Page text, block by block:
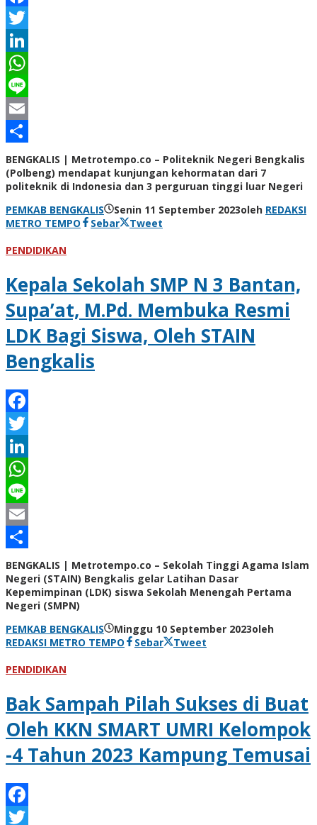
Facebook
Twitter
LinkedIn
WhatsApp
Line
Email
Share
BENGKALIS | Metrotempo.co – Politeknik Negeri Bengkalis
(Polbeng) mendapat kunjungan kehormatan dari 7
politeknik di Indonesia dan 3 perguruan tinggi luar Negeri
PEMKAB BENGKALIS
Senin 11 September 2023oleh REDAKSI
METRO TEMPO
Sebar
Tweet
PENDIDIKAN
Kepala Sekolah SMP N 3 Bantan,
Supa’at, M.Pd. Membuka Resmi
LDK Bagi Siswa, Oleh STAIN
Bengkalis
Facebook
Twitter
LinkedIn
WhatsApp
Line
Email
Share
BENGKALIS | Metrotempo.co – Sekolah Tinggi Agama Islam
Negeri (STAIN) Bengkalis gelar Latihan Dasar
Kepemimpinan (LDK) siswa Sekolah Menengah Pertama
Negeri (SMPN)
PEMKAB BENGKALIS
Minggu 10 September 2023oleh
REDAKSI METRO TEMPO
Sebar
Tweet
PENDIDIKAN
Bak Sampah Pilah Sukses di Buat
Oleh KKN SMART UMRI Kelompok
-4 Tahun 2023 Kampung Temusai
Facebook